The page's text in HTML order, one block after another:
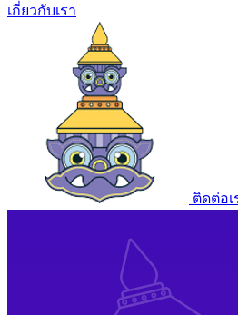
เกี่ยวกับเรา
ติดต่อเ